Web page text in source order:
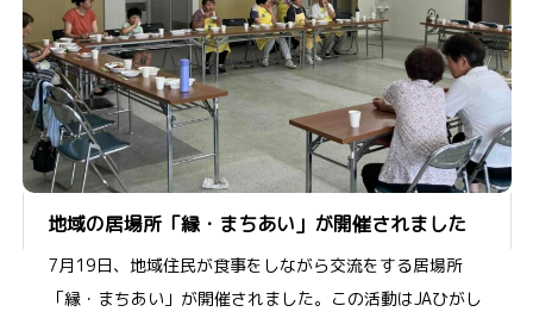
地域の居場所「縁・まちあい」が開催されました
7月19日、地域住民が食事をしながら交流をする居場所
「縁・まちあい」が開催されました。この活動はJAひがし